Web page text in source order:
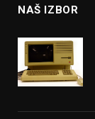
NAŠ IZBOR